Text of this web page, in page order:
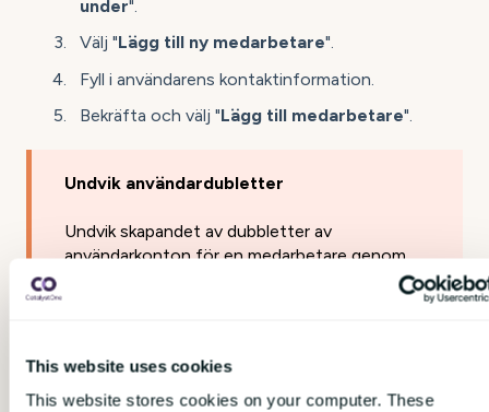
This website uses cookies
This website stores cookies on your computer. These
under".
Välj "Lägg till ny medarbetare".
Fyll i användarens kontaktinformation.
Bekräfta och välj "Lägg till medarbetare".
Undvik användardubletter
Undvik skapandet av dubbletter av
användarkonton för en medarbetare genom
användarkonton med samma mailadress kan
användaren redan vara tillagd med en annan